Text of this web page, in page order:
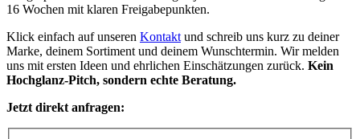
16 Wochen mit klaren Freigabepunkten.
Klick einfach auf unseren Kontakt und schreib uns kurz zu deiner
Marke, deinem Sortiment und deinem Wunschtermin. Wir melden
uns mit ersten Ideen und ehrlichen Einschätzungen zurück. Kein
Hochglanz-Pitch, sondern echte Beratung.
Jetzt direkt anfragen: